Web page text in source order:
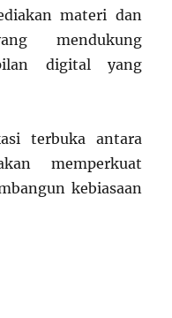
materi dan
mendukung
digital yang
terbuka antara
memperkuat
kebiasaan